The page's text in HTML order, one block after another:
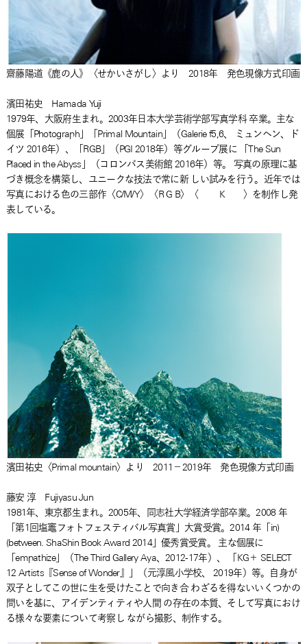
齋藤陽道《鹿の人》〈せかいさがし〉より 2018年 発色現像方式印画
濱田祐史 Hamada Yuji
1979年、大阪府生まれ。2003年日本大学芸術学部写真学科 卒業。主な
個展「Photograph」「Primal Mountain」（Galerie f5,6、 ミュンヘン、ド
イツ 2016年）、「RGB」（PGI 2018年）等グループ展に 「The Sun
Placed in the Abyss」（コロンバス美術館 2016年）等。 写真の原理に基
づき概念を構築し、ユニークな技法で常に新 しい試みを行う。近年では
写真における色の三部作〈C/M/Y〉〈R G B〉〈 K 〉を制作し発
表している。
濱田祐史〈Primal mountain〉より 2011－2019年 発色現像方式印画
藤安 淳 Fujiyasu Jun
1981年、東京都生まれ。2005年、同志社大学経済学部卒業。2008 年
「第1回塩竈フォトフェスティバル写真賞」大賞受賞。2014 年「in)
(between. ShaShin Book Award 2014」優秀賞受賞。 主な個展に
「empathize」（The Third Gallery Aya、2012-17年）、 「KG＋ SELECT
12 Artists『Sense of Wonder』」（元淳風小学校、 2019年）等。自身が
双子としてこの世に生を受けたことで向き合 わざるを得ないいくつかの
問いを基に、アイデンティティや人間 の存在の本質、そして写真におけ
る様々な要素について考察し ながら撮影、制作する。